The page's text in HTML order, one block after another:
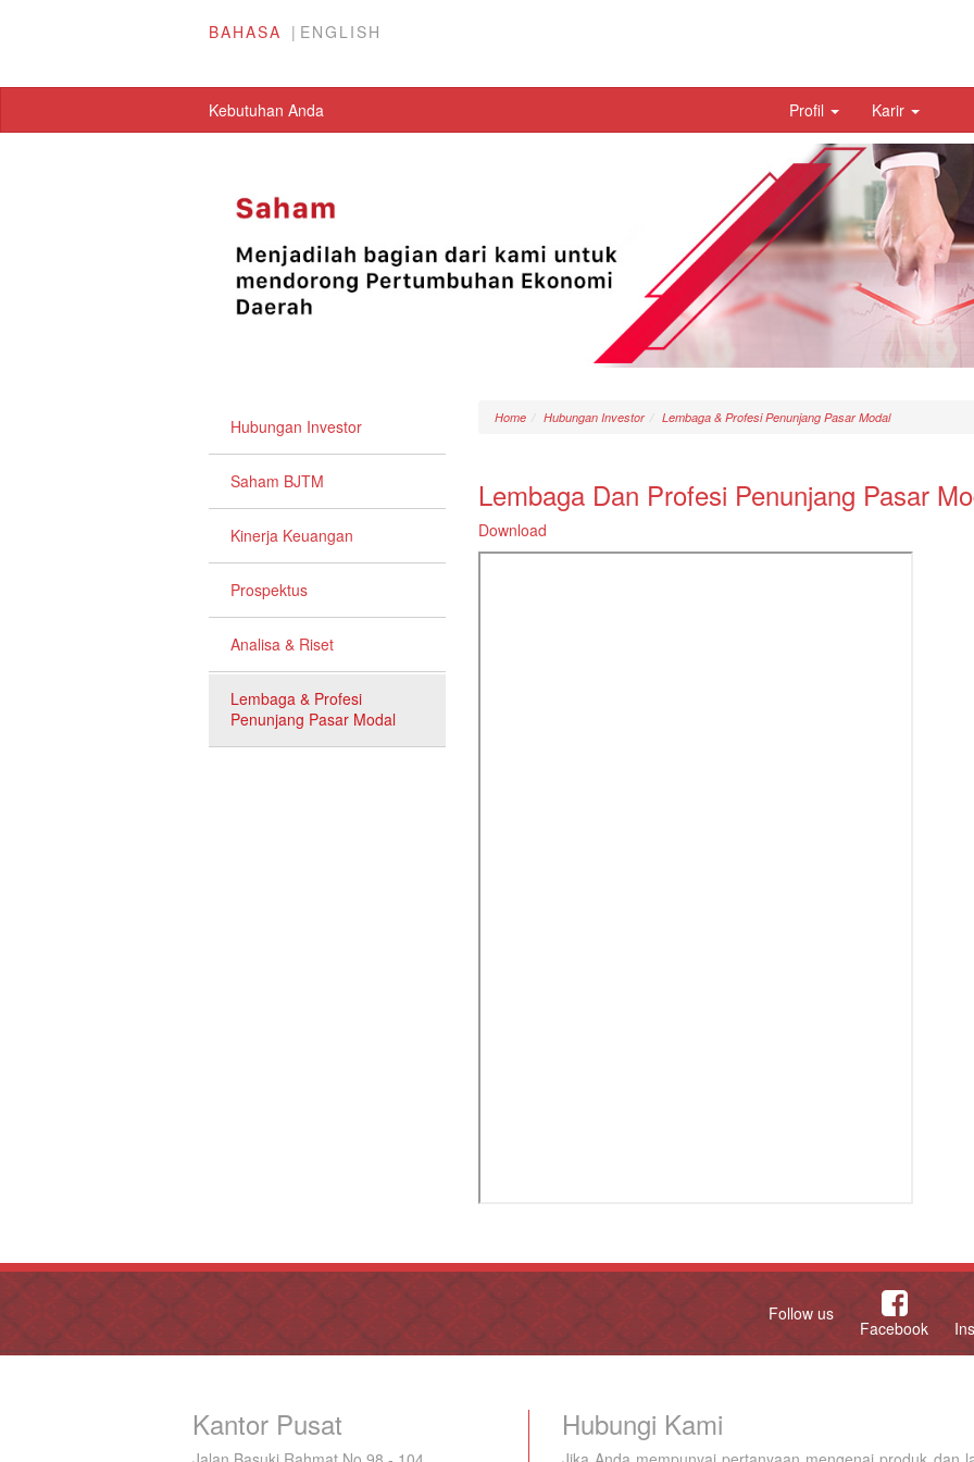
BAHASA ENGLISH
Kebutuhan Anda Profil Karir
Hubungan Investor
Saham BJTM
Kinerja Keuangan
Prospektus
Analisa & Riset
Lembaga & Profesi
Penunjang Pasar Modal
Home Hubungan Investor Lembaga & Profesi Penunjang Pasar Modal
Lembaga Dan Profesi Penunjang Pasar
Download
Follow us
Facebook
Kantor Pusat Hubungi Kami